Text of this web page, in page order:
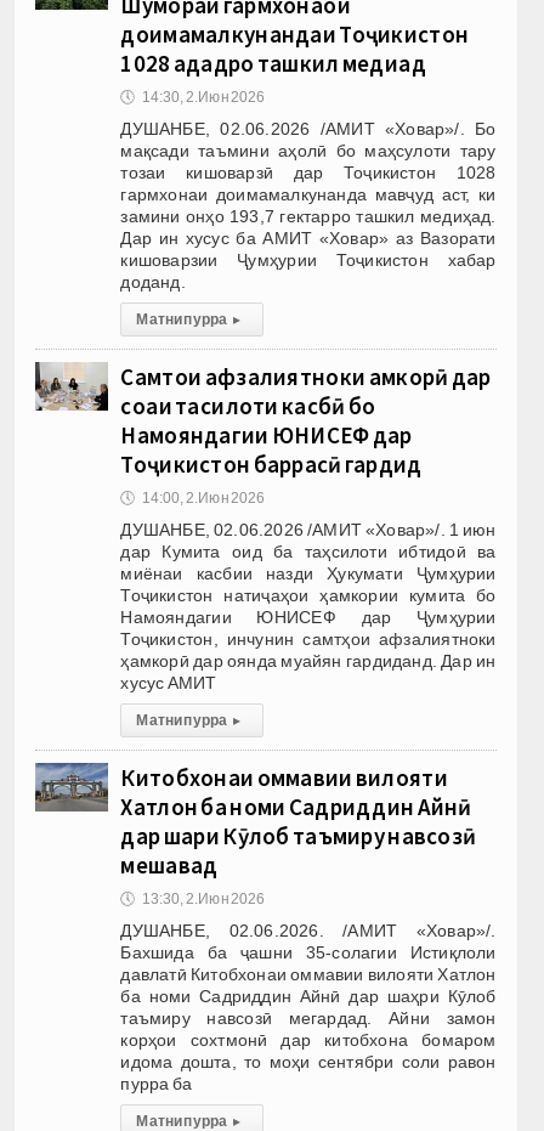
доимамалкунандаи Тоҷикистон
1028 ададро ташкил медиҳад
🕔 14:30, 2.Июн 2026
ДУШАНБЕ, 02.06.2026 /АМИТ «Ховар»/. Бо
мақсади таъмини аҳолӣ бо маҳсулоти тару
тозаи кишоварзӣ дар Тоҷикистон 1028
гармхонаи доимамалкунанда мавҷуд аст, ки
замини онҳо 193,7 гектарро ташкил медиҳад.
Дар ин хусус ба АМИТ «Ховар» аз Вазорати
кишоварзии Ҷумҳурии Тоҷикистон хабар
доданд.
Матни пурра ▸
Самтҳои афзалиятноки ҳамкорӣ дар
соҳаи таҳсилоти касбӣ бо
Намояндагии ЮНИСЕФ дар
Тоҷикистон баррасӣ гардид
🕔 14:00, 2.Июн 2026
ДУШАНБЕ, 02.06.2026 /АМИТ «Ховар»/. 1 июн
дар Кумита оид ба таҳсилоти ибтидоӣ ва
миёнаи касбии назди Ҳукумати Ҷумҳурии
Тоҷикистон натиҷаҳои ҳамкории кумита бо
Намояндагии ЮНИСЕФ дар Ҷумҳурии
Тоҷикистон, инчунин самтҳои афзалиятноки
ҳамкорӣ дар оянда муайян гардиданд. Дар ин
хусус АМИТ
Матни пурра ▸
Китобхонаи оммавии вилояти
Хатлон ба номи Садриддин Айнӣ
дар шаҳри Кӯлоб таъмиру навсозӣ
мешавад
🕔 13:30, 2.Июн 2026
ДУШАНБЕ, 02.06.2026. /АМИТ «Ховар»/.
Бахшида ба ҷашни 35-солагии Истиқлоли
давлатӣ Китобхонаи оммавии вилояти Хатлон
ба номи Садриддин Айнӣ дар шаҳри Кӯлоб
таъмиру навсозӣ мегардад. Айни замон
корҳои сохтмонӣ дар китобхона бомаром
идома дошта, то моҳи сентябри соли равон
пурра ба
Матни пурра ▸